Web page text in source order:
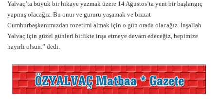
Yalvaç’ta büyük bir hikaye yazmak üzere 14 Ağustos’ta yeni bir başlangıç
yapmış olacağız. Bu onur ve gururu yaşamak ve bizzat
Cumhurbaşkanımızdan rozetimi almak için o gün orada olacağız. İnşallah
Yalvaç için güzel günleri birlikte inşa etmeye devam edeceğiz, hepimize
hayırlı olsun.” dedi.